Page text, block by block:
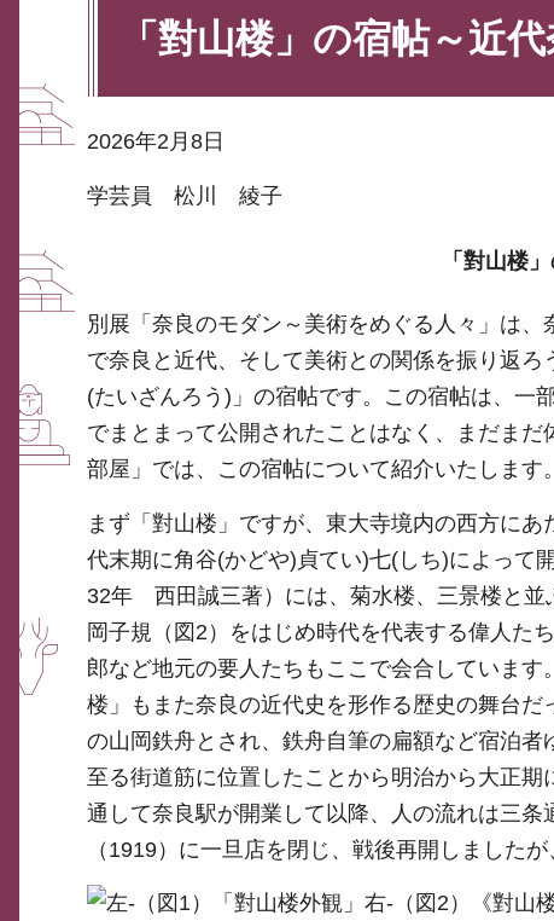
「對山楼」の宿帖～近
2026年2月8日
学芸員 松川 綾子
「對山楼
別展「奈良のモダン～美術をめぐる人々」は
で奈良と近代、そして美術との関係を振り返
(たいざんろう)」の宿帖です。この宿帖は、一
でまとまって公開されたことはなく、まだま
部屋」では、この宿帖について紹介いたします。
まず「對山楼」ですが、東大寺境内の西方に
代末期に角谷(かどや)貞てい)七(しち)によって
32年 西田誠三著）には、菊水楼、三景楼と並
岡子規（図2）をはじめ時代を代表する偉人た
郎など地元の要人たちもここで会合していま
楼」もまた奈良の近代史を形作る歴史の舞台
の山岡鉄舟とされ、鉄舟自筆の扁額など宿泊
至る街道筋に位置したことから明治から大正
通して奈良駅が開業して以降、人の流れは三
（1919）に一旦店を閉じ、戦後再開しました